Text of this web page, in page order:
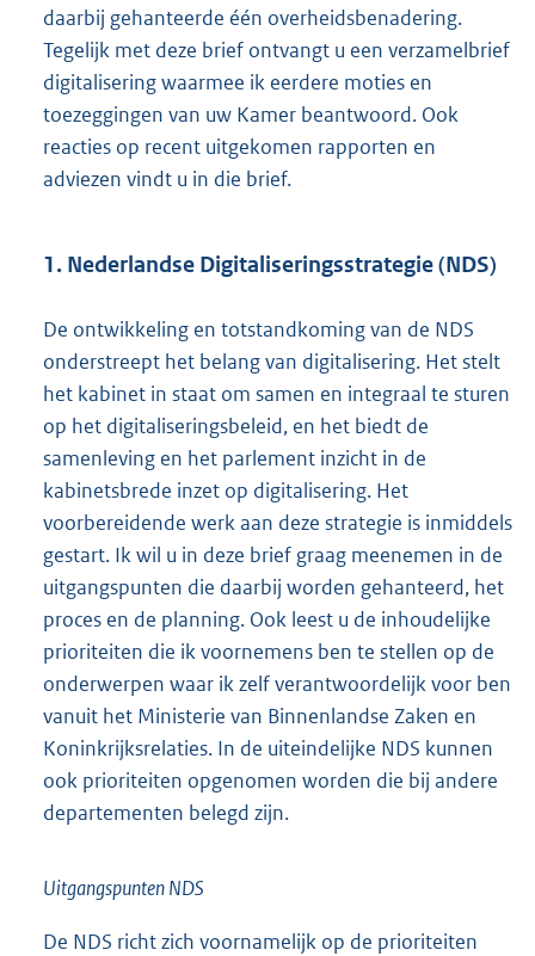
daarbij gehanteerde één overheidsbenadering.
Tegelijk met deze brief ontvangt u een verzamelbrief
digitalisering waarmee ik eerdere moties en
toezeggingen van uw Kamer beantwoord. Ook
reacties op recent uitgekomen rapporten en
adviezen vindt u in die brief.
1. Nederlandse Digitaliseringsstrategie (NDS)
De ontwikkeling en totstandkoming van de NDS
onderstreept het belang van digitalisering. Het stelt
het kabinet in staat om samen en integraal te sturen
op het digitaliseringsbeleid, en het biedt de
samenleving en het parlement inzicht in de
kabinetsbrede inzet op digitalisering. Het
voorbereidende werk aan deze strategie is inmiddels
gestart. Ik wil u in deze brief graag meenemen in de
uitgangspunten die daarbij worden gehanteerd, het
proces en de planning. Ook leest u de inhoudelijke
prioriteiten die ik voornemens ben te stellen op de
onderwerpen waar ik zelf verantwoordelijk voor ben
vanuit het Ministerie van Binnenlandse Zaken en
Koninkrijksrelaties. In de uiteindelijke NDS kunnen
ook prioriteiten opgenomen worden die bij andere
departementen belegd zijn.
Uitgangspunten NDS
De NDS richt zich voornamelijk op de prioriteiten